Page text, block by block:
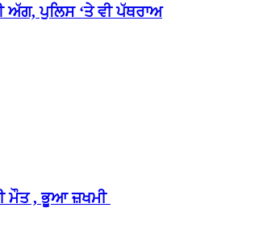
ਅੱਗ, ਪੁਲਿਸ ‘ਤੇ ਵੀ ਪੱਥਰਾਅ
ਮੌਤ , ਭੂਆ ਜ਼ਖਮੀ